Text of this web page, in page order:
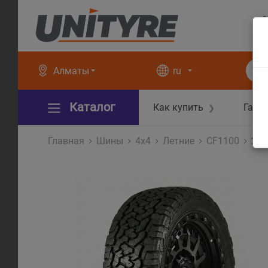
Алматы ru
Каталог Как купить ❯
Главная Шины 4x4 Летние CF1100